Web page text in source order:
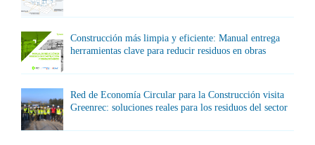
Construcción más limpia y eficiente: Manual entrega
herramientas clave para reducir residuos en obras
Red de Economía Circular para la Construcción visita
Greenrec: soluciones reales para los residuos del sector